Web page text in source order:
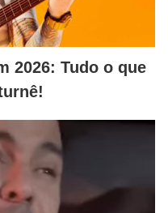
2026: Tudo o que